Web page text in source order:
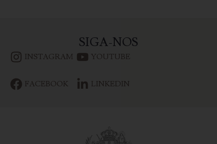
SIGA-NOS
INSTAGRAM
FACEBOOK
YOUTUBE
LINKEDIN